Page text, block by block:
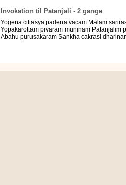
Invokation til Patanjali - 2 gange
Yogena cittasya padena vacam Malam
Yopakarottam prvaram muninam Patanjalim
Abahu purusakaram Sankha cakrasi